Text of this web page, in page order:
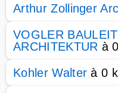
Arthur Zollinger
VOGLER
ARCHITEKTUR à
Kohler Walter à 0